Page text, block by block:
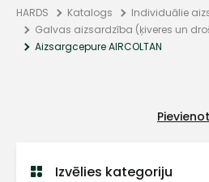
HARDS Katalogs
Individuālie
Galvas aizsardzība (ķiveres un
Aizsargcepure AIRCOLTAN
Izvēlies kategoriju